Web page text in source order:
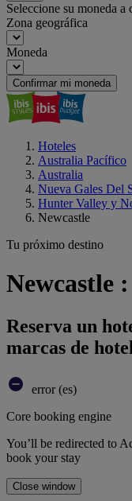
Seleccione su moneda a
Zona geográfica
Moneda
Confirmar mi moneda
Hoteles
Australia Pacífico
Australia
Nueva Gales Del
Hunter Valley y
Newcastle
Tu próximo destino
Newcastle
Reserva un
marcas de
error (es)
Core booking engine
You’ll be redirected to
book your stay
Close window